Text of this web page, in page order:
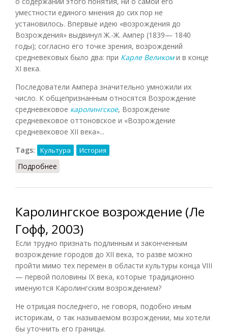
уместности единого мнения до сих пор не
установилось. Впервые идею «возрождения до
Возрождения» выдвинул Ж.-Ж. Ампер (1839— 1840
годы); согласно его точке зрения, возрождений
средневековых было два: при Карле Великоми в конце
XI века.
Последователи Ампера значительно умножили их
число. К общепризнанным относятся Возрождение
средневековое каролингское, Возрождение
средневековое оттоновское и «Возрождение
средневековое XII века»...
Tags:
Культура История
Подробнее
Каролингское возрождение (Ле
Гофф, 2003)
Если трудно признать подлинным и законченным
возрождение городов до XII века, то разве можно
пройти мимо тех перемен в области культуры конца VIII
— первой половины IX века, которые традиционно
именуются Каролингским возрождением?
Не отрицая последнего, не говоря, подобно иным
историкам, о так называемом возрождении, мы хотели
бы уточнить его границы.